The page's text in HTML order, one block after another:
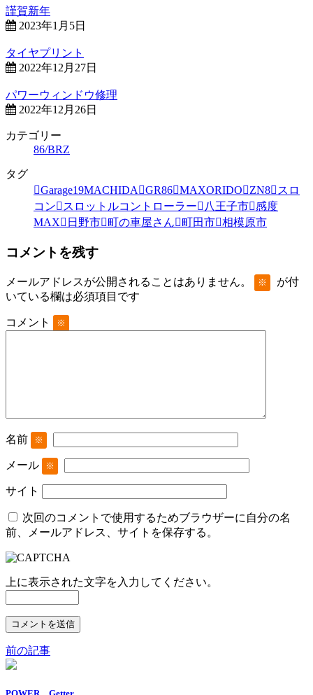
謹賀新年
2023年1月5日
タイヤプリント
2022年12月27日
パワーウィンドウ修理
2022年12月26日
カテゴリー
86/BRZ
タグ
Garage19MACHIDA
GR86 MAXORIDO ZN8
スロ
コン
スロットルコントローラー 八王子市 感度
MAX
日野市 町の車屋さん 町田市 相模原市
コメントを残す
メールアドレスが公開されることはありません。 ※
が付
いている欄は必須項目です
コメント ※
名前 ※
メール ※
サイト
次回のコメントで使用するためブラウザーに自分の名
前、メールアドレス、サイトを保存する。
上に表示された文字を入力してください。
前の記事